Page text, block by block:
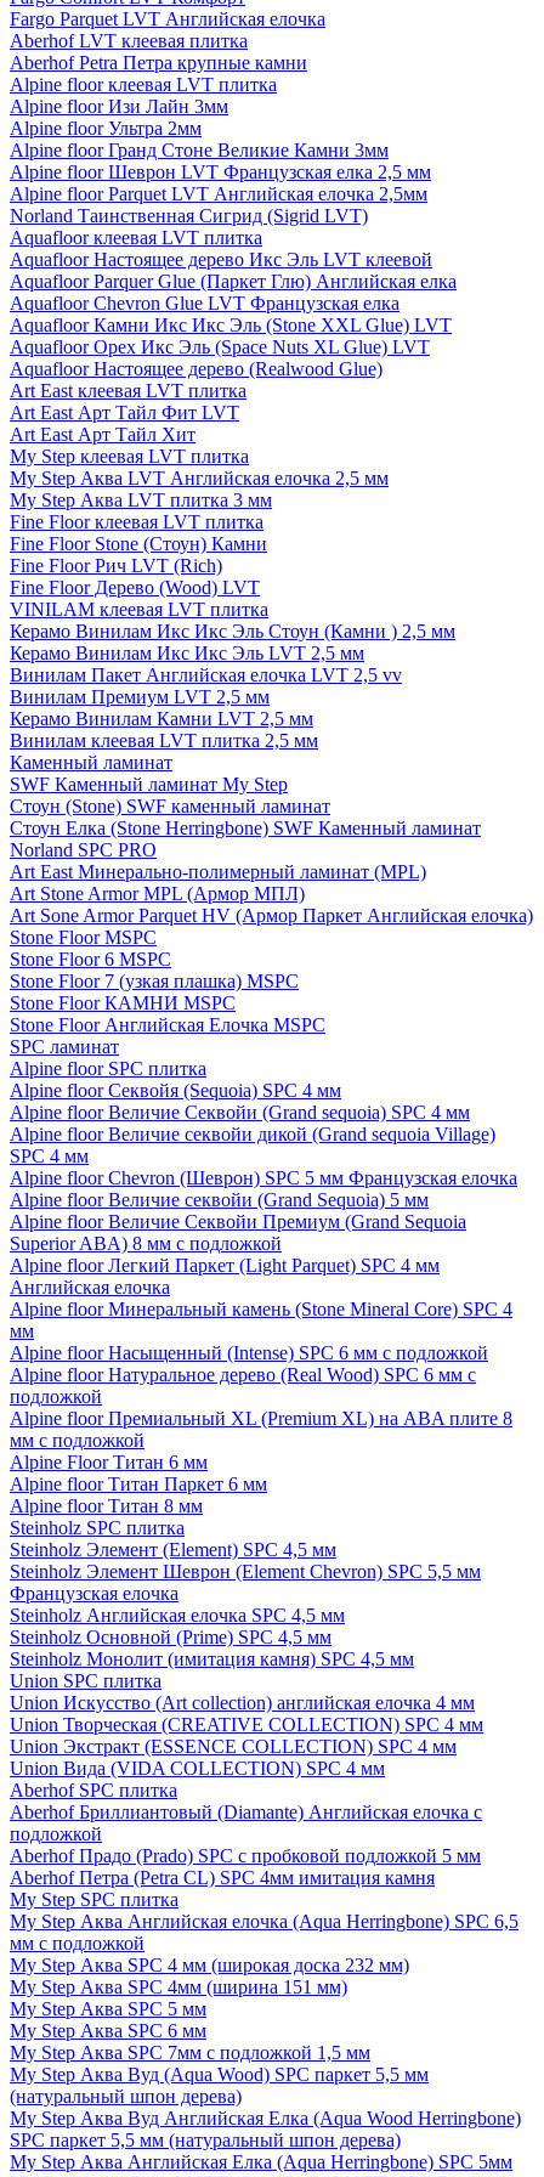
Fargo Parquet LVT Английская елочка
Aberhof LVT клеевая плитка
Aberhof Petra Петра крупные камни
Alpine floor клеевая LVT плитка
Alpine floor Изи Лайн 3мм
Alpine floor Ультра 2мм
Alpine floor Гранд Стоне Великие Камни 3мм
Alpine floor Шеврон LVT Французская елка 2,5 мм
Alpine floor Parquet LVT Английская елочка 2,5мм
Norland Таинственная Сигрид (Sigrid LVT)
Aquafloor клеевая LVT плитка
Aquafloor Настоящее дерево Икс Эль LVT клеевой
Aquafloor Parquer Glue (Паркет Глю) Английская елка
Aquafloor Chevron Glue LVT Французская елка
Aquafloor Камни Икс Икс Эль (Stone XXL Glue) LVT
Aquafloor Орех Икс Эль (Space Nuts XL Glue) LVT
Aquafloor Настоящее дерево (Realwood Glue)
Art East клеевая LVT плитка
Art East Арт Тайл Фит LVT
Art East Арт Тайл Хит
My Step клеевая LVT плитка
My Step Аква LVT Английская елочка 2,5 мм
My Step Аква LVT плитка 3 мм
Fine Floor клеевая LVT плитка
Fine Floor Stone (Стоун) Камни
Fine Floor Рич LVT (Rich)
Fine Floor Дерево (Wood) LVT
VINILAM клеевая LVT плитка
Керамо Винилам Икс Икс Эль Стоун (Камни ) 2,5 мм
Керамо Винилам Икс Икс Эль LVT 2,5 мм
Винилам Пакет Английская елочка LVT 2,5 vv
Винилам Премиум LVT 2,5 мм
Керамо Винилам Камни LVT 2,5 мм
Винилам клеевая LVT плитка 2,5 мм
Каменный ламинат
SWF Каменный ламинат My Step
Стоун (Stone) SWF каменный ламинат
Стоун Елка (Stone Herringbone) SWF Каменный ламинат
Norland SPC PRO
Art East Минерально-полимерный ламинат (MPL)
Art Stone Armor MPL (Армор МПЛ)
Art Sone Armor Parquet HV (Армор Паркет Английская елочка)
Stone Floor MSPC
Stone Floor 6 MSPC
Stone Floor 7 (узкая плашка) MSPC
Stone Floor КАМНИ MSPC
Stone Floor Английская Елочка MSPC
SPC ламинат
Alpine floor SPC плитка
Alpine floor Секвойя (Sequoia) SPC 4 мм
Alpine floor Величие Секвойи (Grand sequoia) SPC 4 мм
Alpine floor Величие секвойи дикой (Grand sequoia Village)
SPC 4 мм
Alpine floor Chevron (Шеврон) SPC 5 мм Французская елочка
Alpine floor Величие секвойи (Grand Sequoia) 5 мм
Alpine floor Величие Секвойи Премиум (Grand Sequoia
Superior ABA) 8 мм с подложкой
Alpine floor Легкий Паркет (Light Parquet) SPC 4 мм
Английская елочка
Alpine floor Минеральный камень (Stone Mineral Core) SPC 4
мм
Alpine floor Насыщенный (Intense) SPC 6 мм с подложкой
Alpine floor Натуральное дерево (Real Wood) SPC 6 мм с
подложкой
Alpine floor Премиальный XL (Premium XL) на ABA плите 8
мм с подложкой
Alpine Floor Титан 6 мм
Alpine floor Титан Паркет 6 мм
Alpine floor Титан 8 мм
Steinholz SPC плитка
Steinholz Элемент (Element) SPC 4,5 мм
Steinholz Элемент Шеврон (Element Chevron) SPC 5,5 мм
Французская елочка
Steinholz Английская елочка SPC 4,5 мм
Steinholz Основной (Prime) SPC 4,5 мм
Steinholz Монолит (имитация камня) SPC 4,5 мм
Union SPC плитка
Union Искусство (Art collection) английская елочка 4 мм
Union Творческая (CREATIVE COLLECTION) SPC 4 мм
Union Экстракт (ESSENCE COLLECTION) SPC 4 мм
Union Вида (VIDA COLLECTION) SPC 4 мм
Aberhof SPC плитка
Aberhof Бриллиантовый (Diamante) Английская елочка с
подложкой
Aberhof Прадо (Prado) SPC с пробковой подложкой 5 мм
Aberhof Петра (Petra CL) SPC 4мм имитация камня
My Step SPC плитка
My Step Аква Английская елочка (Aqua Herringbone) SPC 6,5
мм с подложкой
My Step Аква SPC 4 мм (широкая доска 232 мм)
My Step Аква SPC 4мм (ширина 151 мм)
My Step Аква SPC 5 мм
My Step Аква SPC 6 мм
My Step Аква SPC 7мм c подложкой 1,5 мм
My Step Аква Вуд (Aqua Wood) SPC паркет 5,5 мм
(натуральный шпон дерева)
My Step Аква Вуд Английская Елка (Aqua Wood Herringbone)
SPC паркет 5,5 мм (натуральный шпон дерева)
My Step Аква Английская Елка (Aqua Herringbone) SPC 5мм